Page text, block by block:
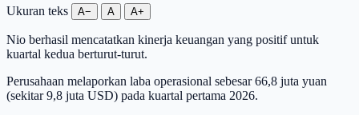
Ukuran teks A− A A+
Nio berhasil mencatatkan kinerja keuangan yang positif untuk
kuartal kedua berturut-turut.
Perusahaan melaporkan laba operasional sebesar 66,8 juta yuan
(sekitar 9,8 juta USD) pada kuartal pertama 2026.